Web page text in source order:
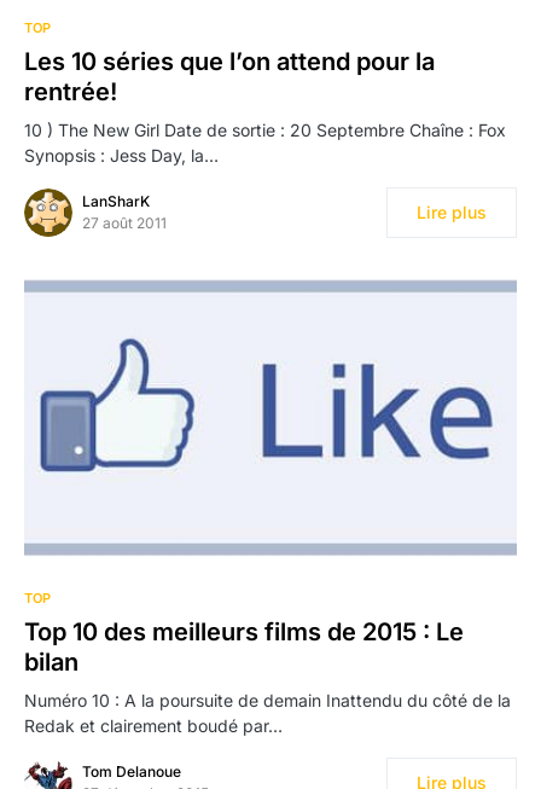
TOP
Les 10 séries que l’on attend pour la
rentrée!
10 ) The New Girl Date de sortie : 20 Septembre Chaîne : Fox
Synopsis : Jess Day, la…
LanSharK
27 août 2011
Lire plus
TOP
Top 10 des meilleurs films de 2015 : Le
bilan
Numéro 10 : A la poursuite de demain Inattendu du côté de la
Redak et clairement boudé par…
Tom Delanoue
Lire plus